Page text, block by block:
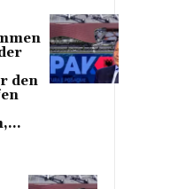
den